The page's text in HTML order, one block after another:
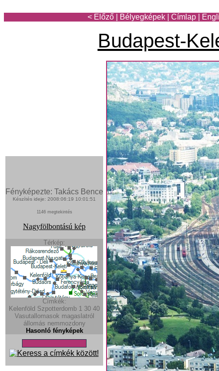
< Előző Bélyegképek Címlap
Budapest-
Fényképezte: Takács Bence
Készítés ideje: 2008:06:19 10:01:51
1146 megtekintés
Nagyfölbontású kép
Térkép:
Címkék:
Kelenföld Szpotterdomb 1 30 40
Vasutallomasok magaslatról
állomás nemmozdony
Hasonló fényképek